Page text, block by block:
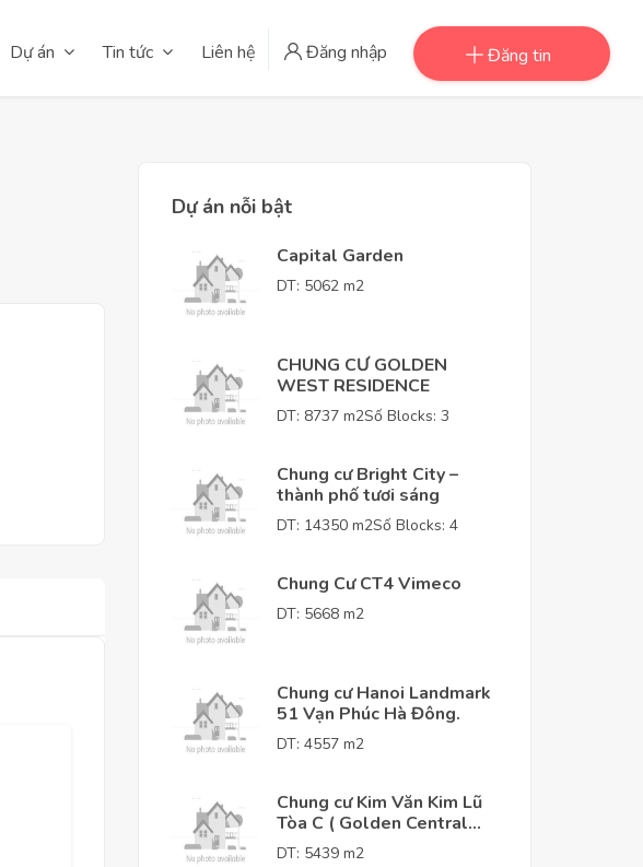
Dự án Tin tức Liên hệ Đăng nhập Đăng tin
Dự án nỗi bật
Capital Garden
DT: 5062 m2
CHUNG CƯ GOLDEN
WEST RESIDENCE
DT: 8737 m2Số Blocks: 3
Chung cư Bright City –
thành phố tươi sáng
DT: 14350 m2Số Blocks: 4
Chung Cư CT4 Vimeco
DT: 5668 m2
Chung cư Hanoi Landmark
51 Vạn Phúc Hà Đông.
DT: 4557 m2
Chung cư Kim Văn Kim Lũ
Tòa C ( Golden Central
Tower )
DT: 5439 m2